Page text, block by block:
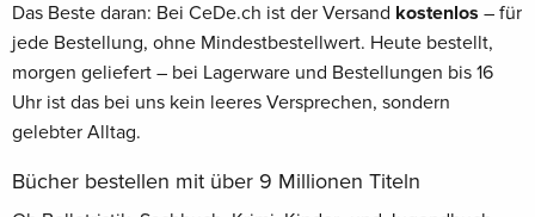
Das Beste daran: Bei CeDe.ch ist der Versand kostenlos – für
jede Bestellung, ohne Mindestbestellwert. Heute bestellt,
morgen geliefert – bei Lagerware und Bestellungen bis 16
Uhr ist das bei uns kein leeres Versprechen, sondern
gelebter Alltag.
Bücher bestellen mit über 9 Millionen Titeln